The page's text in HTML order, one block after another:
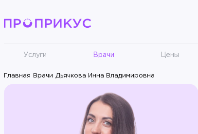
Услуги Врачи Цены
Главная Врачи Дьячкова Инна Владимировна